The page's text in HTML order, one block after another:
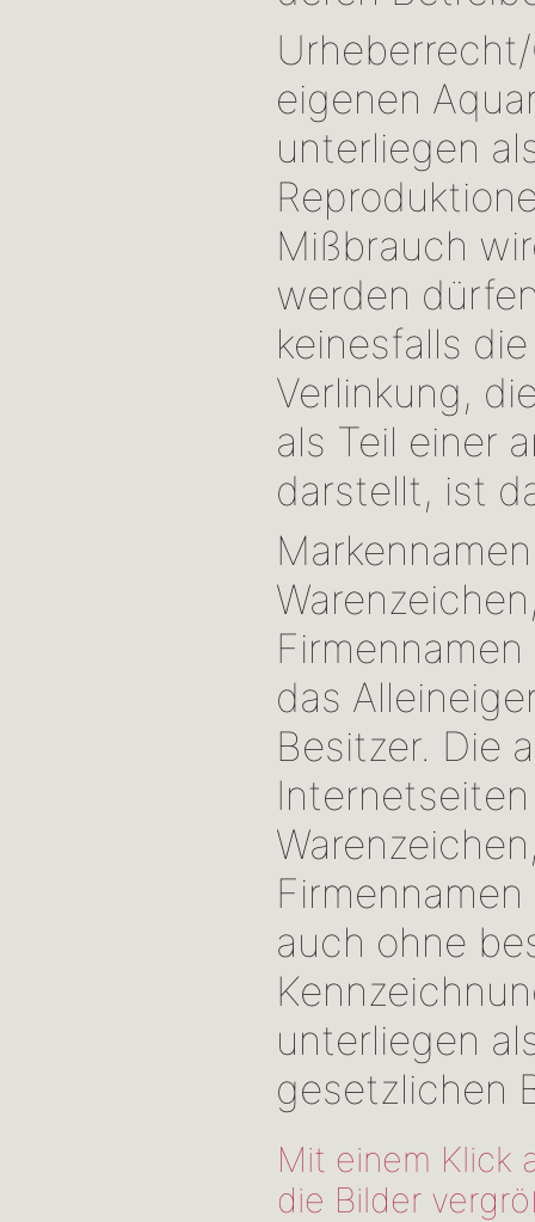
eigenen
unterliegen
Mißbrauch
werden
keinesfalls
Verlinkung,
als Teil einer
darstellt, ist
das
Besitzer. Die
auch ohne
unterliegen
gesetzlichen
Mit einem Klick
die Bilder